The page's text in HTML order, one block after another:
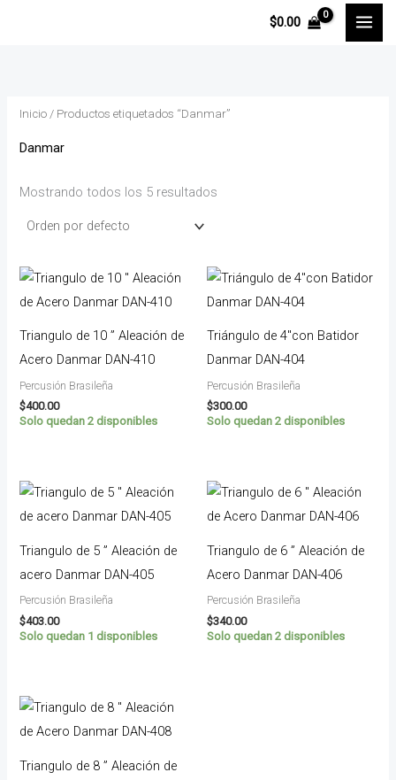
$0.00
i
o
í
n
m
o
i
á
m
o
Inicio / Productos etiquetados “Danmar”
Danmar
Mostrando todos los 5 resultados
Triangulo de 10 ” Aleación de
Acero Danmar DAN-410
Percusión Brasileña
$400.00
Solo quedan 2 disponibles
Triángulo de 4″con Batidor
Danmar DAN-404
Percusión Brasileña
$300.00
Solo quedan 2 disponibles
Triangulo de 5 ” Aleación de
acero Danmar DAN-405
Percusión Brasileña
$403.00
Solo quedan 1 disponibles
Triangulo de 6 ” Aleación de
Acero Danmar DAN-406
Percusión Brasileña
$340.00
Solo quedan 2 disponibles
Triangulo de 8 ” Aleación de